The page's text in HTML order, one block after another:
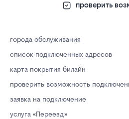
проверить
города обслуживания
список подключенных адресов
карта покрытия билайн
проверить возможность
заявка на подключение
услуга «Переезд»